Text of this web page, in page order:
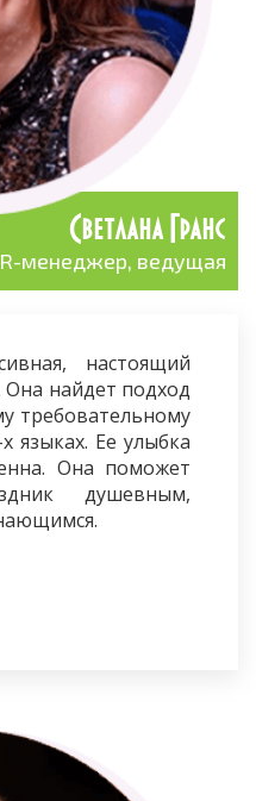
Светлана Гранс
менеджер, ведущая
настоящий
Она найдет подход
требовательному
языках. Ее улыбка
Она поможет
душевным,